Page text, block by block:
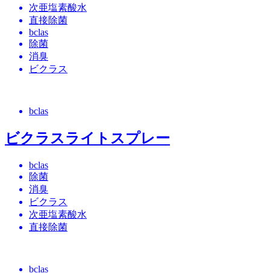
次亜塩素酸水
直接除菌
bclas
除菌
消臭
ビクラス
bclas
ビクラスライトスプレー
bclas
除菌
消臭
ビクラス
次亜塩素酸水
直接除菌
bclas